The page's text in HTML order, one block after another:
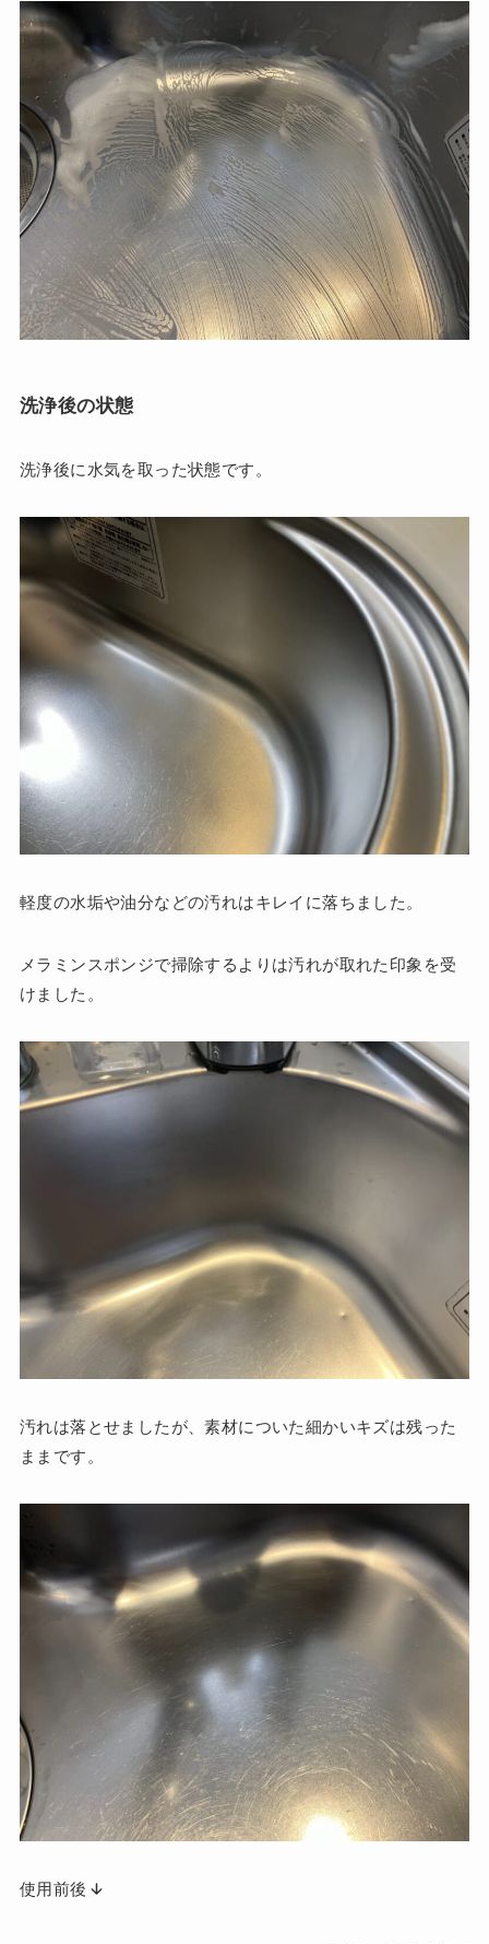
洗浄後の状態
洗浄後に水気を取った状態です。
軽度の水垢や油分などの汚れはキレイに落ちました。
メラミンスポンジで掃除するよりは汚れが取れた印象を受
けました。
汚れは落とせましたが、素材についた細かいキズは残った
ままです。
使用前後